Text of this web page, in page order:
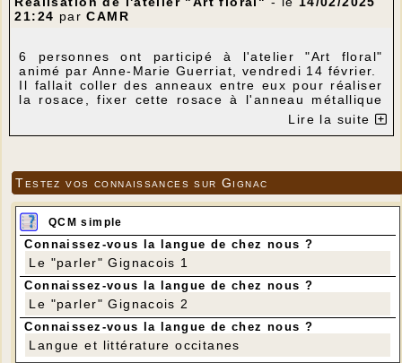
21:24 parCAMR
6 personnes ont participé à l'atelier "Art floral"
animé par Anne-Marie Guerriat, vendredi 14 février.
Il fallait coller des anneaux entre eux pour réaliser
la rosace, fixer cette rosace à l'anneau métallique
---
Lire la suite
Testez vos connaissances sur Gignac
QCM simple
Connaissez-vous la langue de chez nous ?
Le "parler" Gignacois 1
Connaissez-vous la langue de chez nous ?
Le "parler" Gignacois 2
Connaissez-vous la langue de chez nous ?
Langue et littérature occitanes